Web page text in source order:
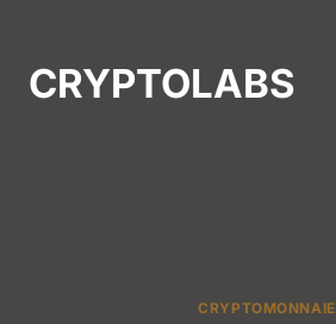
contenu
CRYPTOLABS
CRYPTOMONNAIE